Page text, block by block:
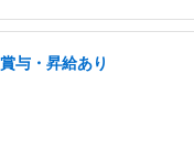
与・昇給あり